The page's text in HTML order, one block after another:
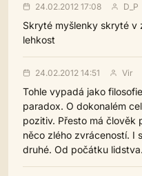
24.02.2012 17:08 D_P
Skryté myšlenky skryté
lehkost
24.02.2012 14:51 Vir
Tohle vypadá jako
paradox. O dokonalém
pozitiv. Přesto má člověk
něco zlého zvráceností. I
druhé. Od počátku lidstva.